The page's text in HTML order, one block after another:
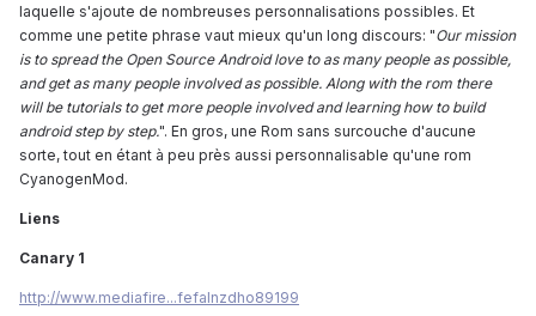
laquelle s'ajoute de nombreuses personnalisations possibles. Et
comme une petite phrase vaut mieux qu'un long discours: "Our mission
is to spread the Open Source Android love to as many people as possible,
and get as many people involved as possible. Along with the rom there
will be tutorials to get more people involved and learning how to build
android step by step.". En gros, une Rom sans surcouche d'aucune
sorte, tout en étant à peu près aussi personnalisable qu'une rom
CyanogenMod.
Liens
Canary 1
http://www.mediafire...fefalnzdho89199